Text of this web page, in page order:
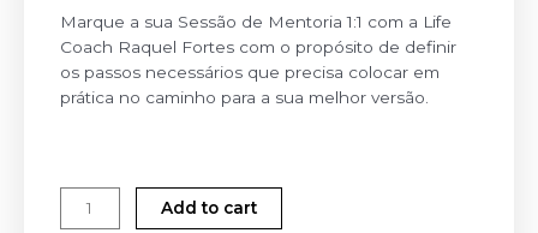
Marque a sua Sessão de Mentoria 1:1 com a Life
Coach Raquel Fortes com o propósito de definir
os passos necessários que precisa colocar em
prática no caminho para a sua melhor versão.
Add to cart